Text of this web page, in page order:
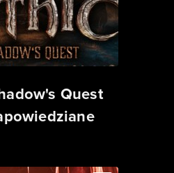
Quest